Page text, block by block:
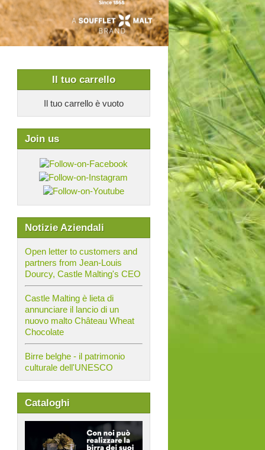
Il tuo carrello
Il tuo carrello è vuoto
Join us
Notizie Aziendali
Open letter to customers and
partners from Jean-Louis
Dourcy, Castle Malting's CEO
Castle Malting è lieta di
annunciare il lancio di un
nuovo malto Château Wheat
Chocolate
Birre belghe - il patrimonio
culturale dell'UNESCO
Cataloghi